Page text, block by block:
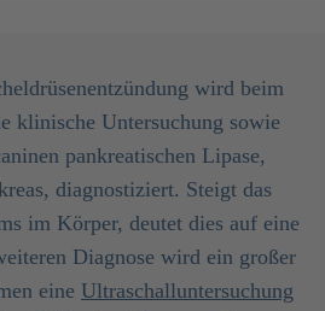
wird beim
klinische Untersuchung sowie
pankreatischen Lipase,
diagnostiziert. Steigt das
im Körper, deutet dies auf eine
Diagnose wird ein großer
eine Ultraschalluntersuchung